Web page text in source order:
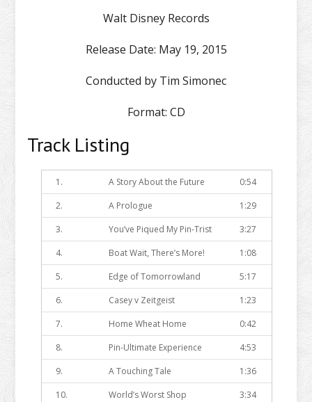
Walt Disney Records
Release Date: May 19, 2015
Conducted by Tim Simonec
Format: CD
Track Listing
1. A Story About the Future
0:54
2.
A Prologue
1:29
3.
You’ve Piqued My Pin-Trist
3:27
4.
Boat Wait, There’s More!
1:08
5.
Edge of Tomorrowland
5:17
6.
Casey v Zeitgeist
1:23
7.
Home Wheat Home
0:42
8.
Pin-Ultimate Experience
4:53
9.
A Touching Tale
1:36
10.
World’s Worst Shop
3:34